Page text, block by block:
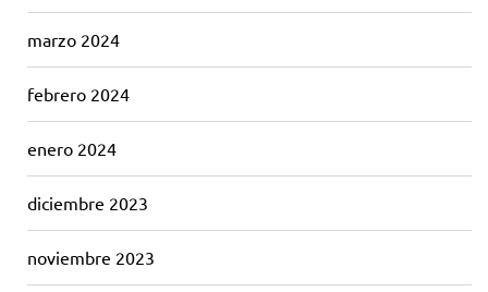
marzo 2024
febrero 2024
enero 2024
diciembre 2023
noviembre 2023